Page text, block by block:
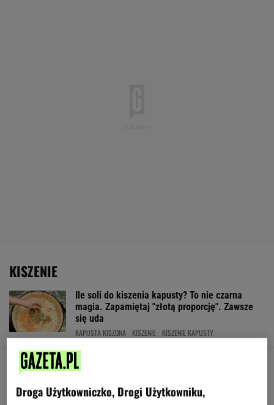
KISZENIE
Ile soli do kiszenia kapusty? To nie czarna
magia. Zapamiętaj "złotą proporcję". Zawsze
się uda
KAPUSTA KISZONA KISZENIE KISZENIE KAPUSTY
kiszonka przebija smakiem nawet najlepsze
ogórki
FASOLKA FASOLKA SZPARAGOWA KISZENIE
Droga Użytkowniczko, Drogi Użytkowniku,